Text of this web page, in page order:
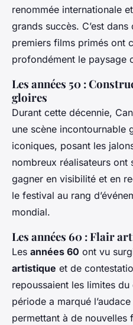
renommée internationale
grands succès. C’est
premiers films primés ont
profondément le paysage
Les années 50 :
gloires
Durant cette décennie,
une scène incontournable
iconiques, posant les
nombreux réalisateurs
gagner en visibilité et en
le festival au rang
mondial.
Les années 60 : Flair
Les années 60 ont vu
artistique et de
repoussaient les limites
période a marqué
permettant à de nouvelles